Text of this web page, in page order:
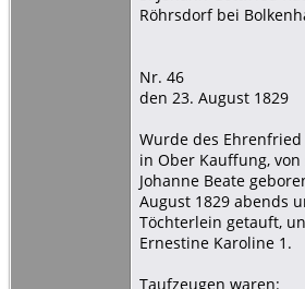
Röhrsdorf bei
Nr. 46
den 23. August 1829
Wurde des
in Ober Kauffung,
Johanne Beate
August 1829 abends
Töchterlein getauft,
Ernestine Karoline 1.
Taufzeugen waren: